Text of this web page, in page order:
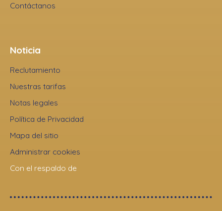
Contáctanos
Noticia
Reclutamiento
Nuestras tarifas
Notas legales
Política de Privacidad
Mapa del sitio
Administrar cookies
Con el respaldo de